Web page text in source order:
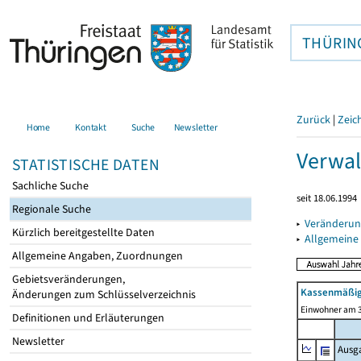
Home Kontakt Suche Newsletter
STATISTISCHE DATEN
Sachliche Suche
Regionale Suche
Kürzlich bereitgestellte Daten
Allgemeine Angaben, Zuordnungen
Gebietsveränderungen,
Änderungen zum Schlüsselverzeichnis
Definitionen und Erläuterungen
Newsletter
Zurück |
seit 18.06.1994
▸
▸
Einwohner am